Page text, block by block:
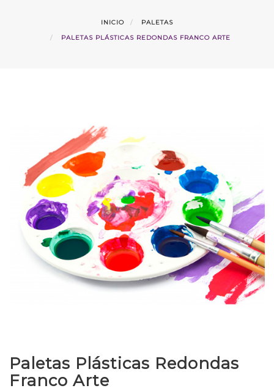
INICIO
PALETAS
PALETAS PLÁSTICAS REDONDAS FRANCO ARTE
Paletas Plásticas Redondas
Franco Arte